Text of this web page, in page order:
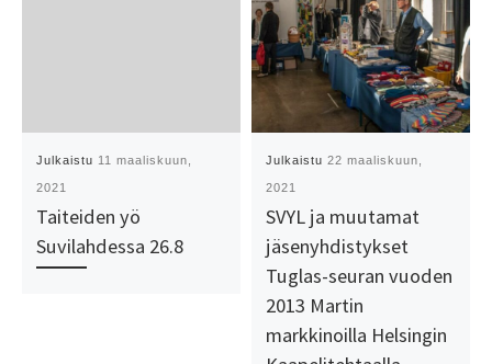
Julkaistu 11 maaliskuun,
2021
Taiteiden yö
Suvilahdessa 26.8
Julkaistu22 maaliskuun,
2021
SVYL ja muutamat
jäsenyhdistykset
Tuglas-seuran vuoden
2013 Martin
markkinoilla Helsingin